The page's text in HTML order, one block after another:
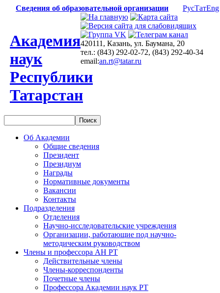
Сведения об образовательной организации РусТатEng
Академия
наук
Республики
Татарстан
420111, Казань, ул. Баумана, 20
тел.: (843) 292-02-72, (843) 292-40-34
email:an.rt@tatar.ru
Об Академии
Общие сведения
Президент
Президиум
Награды
Нормативные документы
Вакансии
Контакты
Подразделения
Отделения
Научно-исследовательские учреждения
Организации, работающие под научно-
методическим руководством
Члены и профессора АН РТ
Действительные члены
Члены-корреспонденты
Почетные члены
Профессора Академии наук РТ